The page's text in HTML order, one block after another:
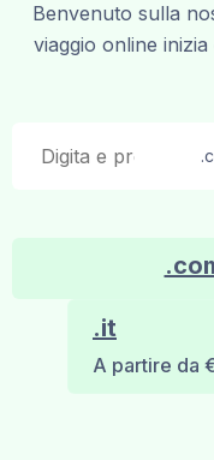
.it
A partire da
Benvenuto sulla
viaggio online